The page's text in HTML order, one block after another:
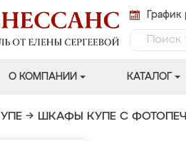
О КОМПАНИИ КАТАЛОГ
→ ШКАФЫ КУПЕ С